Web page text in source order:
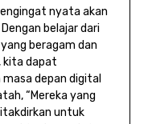
nyata akan
belajar dari
beragam dan
kita dapat
depan digital
“Mereka yang
untuk